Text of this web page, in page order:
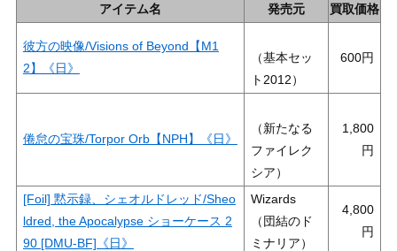
アイテム名 発売元 買取価格
彼方の映像/Visions of Beyond【M1
2】《日》
（基本セッ
ト2012）
600
倦怠の宝珠/Torpor Orb【NPH】《日》
（新たなる
ファイレク
シア）
1,800
[Foil] 黙示録、シェオルドレッド/Sheo
ldred, the Apocalypse ショーケース 2
90 [DMU-BF]《日》
Wizards
（団結のド
ミナリア）
4,800